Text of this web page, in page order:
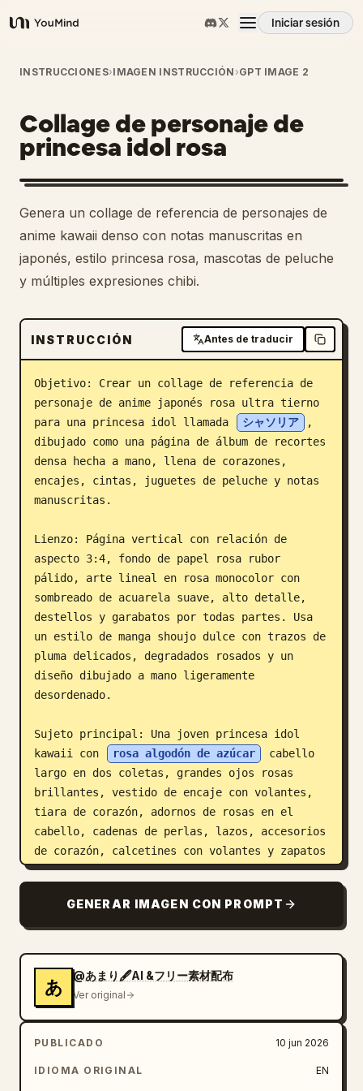
YouMind
Iniciar sesión
Resumen
Casos de uso
Habilidades
Prompts
Precios
Descargar
Blog
Actualizaciones
INSTRUCCIONES›IMAGEN INSTRUCCIÓN ›GPT IMAGE 2
Collage de personaje de
princesa idol rosa
Genera un collage de referencia de personajes de
anime kawaii denso con notas manuscritas en
japonés, estilo princesa rosa, mascotas de peluche
y múltiples expresiones chibi.
INSTRUCCIÓN Antes de traducir
Objetivo: Crear un collage de referencia de
personaje de anime japonés rosa ultra tierno
para una princesa idol llamada
シャソリア
,
dibujado como una página de álbum de recortes
densa hecha a mano, llena de corazones,
encajes, cintas, juguetes de peluche y notas
manuscritas.
Lienzo: Página vertical con relación de
aspecto 3:4, fondo de papel rosa rubor
pálido, arte lineal en rosa monocolor con
sombreado de acuarela suave, alto detalle,
destellos y garabatos por todas partes. Usa
un estilo de manga shoujo dulce con trazos de
pluma delicados, degradados rosados y un
diseño dibujado a mano ligeramente
desordenado.
Sujeto principal: Una joven princesa idol
kawaii con
rosa algodón de azúcar
cabello
largo en dos coletas, grandes ojos rosas
brillantes, vestido de encaje con volantes,
tiara de corazón, adornos de rosas en el
cabello, cadenas de perlas, lazos, accesorios
de corazón, calcetines con volantes y zapatos
Mary Jane rosas. Debe sentirse adorable,
motivos de conejitos y ositos de peluche por
todas partes.
Diseño: Haz un collage de hoja de personaje
abarrotado con exactamente 9 representaciones
visibles del mismo personaje: 1 ilustración
grande de cuerpo completo sentada a la
derecha sosteniendo un peluche de conejito; 1
retrato grande en el lado izquierdo de primer
GENERAR IMAGEN CON PROMPT
あ
@あまり🖋️AI &フリー素材配布
Ver original
PUBLICADO 10 jun 2026
IDIOMA ORIGINAL EN